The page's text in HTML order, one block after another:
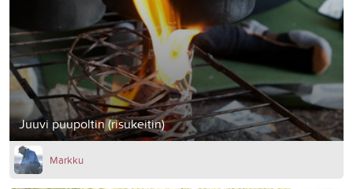
Juuvi puupoltin (risukeitin)
Markku